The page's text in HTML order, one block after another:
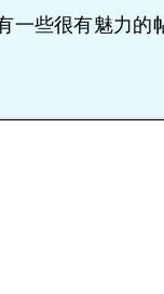
一些很有魅力的